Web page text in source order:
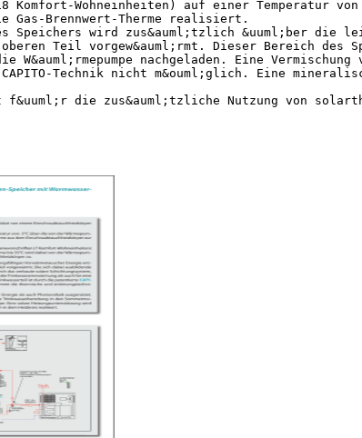
Komfort-Wohneinheiten) auf einer Temperatur von
Brennwert-Therme realisiert.
Speichers wird zus&auml;tzlich &uuml;ber die
oberen Teil vorgew&auml;rmt. Dieser Bereich des
nachgeladen. Eine
Technik nicht m&ouml;glich. Eine
f&uuml;r die zus&auml;tzliche Nutzung von